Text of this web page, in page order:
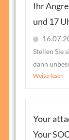
Ihr
und 17
Stellen Sie
dann
Weiterlesen
Your
Your